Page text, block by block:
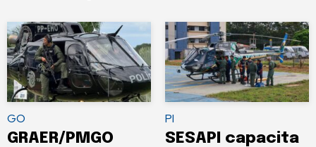
GO
GRAER/PMGO
PI
SESAPI capacita